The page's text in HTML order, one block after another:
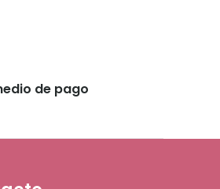
de pago